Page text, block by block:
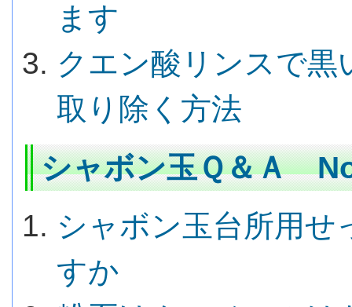
ます
クエン酸リンスで
取り除く方法
シャボン玉Ｑ＆Ａ
シャボン玉台所用せ
すか